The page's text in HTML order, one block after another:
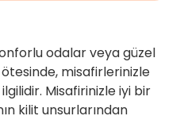
odalar veya güzel
misafirlerinizle
Misafirinizle iyi bir
kilit unsurlarından